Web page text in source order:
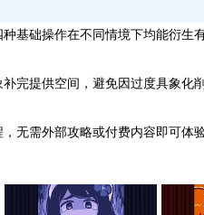
础操作在不同情境下均能衍生
提供空间，避免因过度具象化
需外部攻略或付费内容即可体